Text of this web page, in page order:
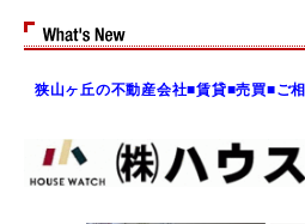
狭山ヶ丘の不動産会社■賃貸■売買■ご